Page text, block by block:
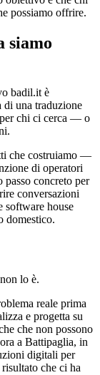
possiamo offrire.
siamo
badil.it è
di una traduzione
per chi ci cerca — o
che costruiamo —
di operatori
concreto per
conversazioni
software house
domestico.
lo è.
reale prima
e progetta su
che non possono
a Battipaglia, in
digitali per
che ci ha